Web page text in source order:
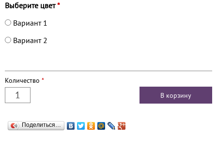
Выберите цвет*
Вариант 1
Вариант 2
Количество *
Поделиться…